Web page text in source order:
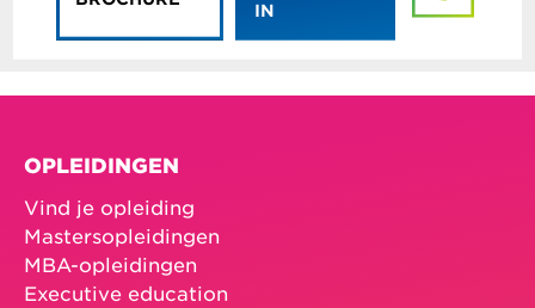
IN
OPLEIDINGEN
Vind je opleiding
Mastersopleidingen
MBA-opleidingen
Executive education